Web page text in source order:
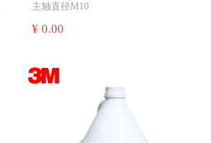
主轴直径M10
电压：220V
额定转速：12000r/min
砂轮片规格：100mm*16mm
推荐砂轮片的额定线速度：≧80m/s
长*宽*高：270mm*70mm*100mm
后置开关：后拨式防尘开关，防止意
¥ 0.00